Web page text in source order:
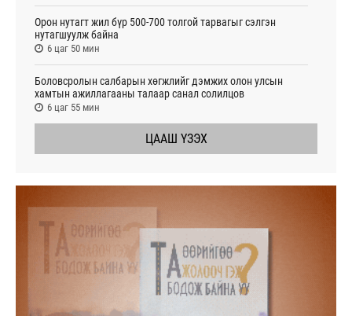
Орон нутагт жил бүр 500-700 толгой тарвагыг сэлгэн
нутагшуулж байна
6 цаг 50 мин
Боловсролын салбарын хөгжлийг дэмжих олон улсын
хамтын ажиллагааны талаар санал солилцов
6 цаг 55 мин
ЦААШ ҮЗЭХ